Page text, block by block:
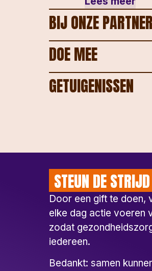
BIJ ONZE
DOE MEE
GETUIGENISSEN
STEUN DE
Door een gift te doen,
elke dag actie voeren
zodat
iedereen.
Bedankt: samen